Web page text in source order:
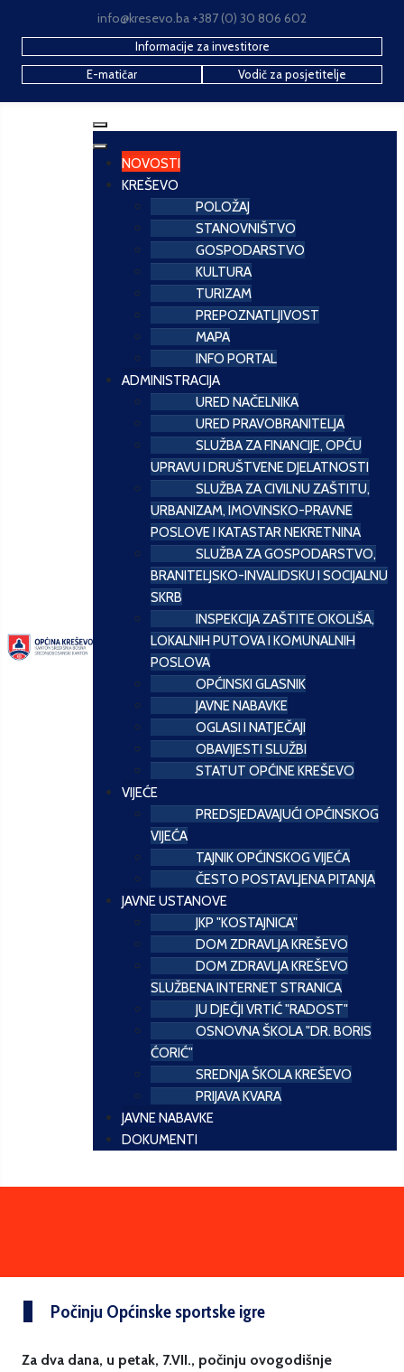
info@kresevo.ba +387 (0) 30 806 602
Informacije za investitore
E-matičar
Vodič za posjetitelje
NOVOSTI
KREŠEVO
POLOŽAJ
STANOVNIŠTVO
GOSPODARSTVO
KULTURA
TURIZAM
PREPOZNATLJIVOST
MAPA
INFO PORTAL
ADMINISTRACIJA
URED NAČELNIKA
URED PRAVOBRANITELJA
SLUŽBA ZA FINANCIJE, OPĆU
UPRAVU I DRUŠTVENE DJELATNOSTI
SLUŽBA ZA CIVILNU ZAŠTITU,
URBANIZAM, IMOVINSKO-PRAVNE
POSLOVE I KATASTAR NEKRETNINA
SLUŽBA ZA GOSPODARSTVO,
BRANITELJSKO-INVALIDSKU I SOCIJALNU
SKRB
INSPEKCIJA ZAŠTITE OKOLIŠA,
LOKALNIH PUTOVA I KOMUNALNIH
POSLOVA
OPĆINSKI GLASNIK
JAVNE NABAVKE
OGLASI I NATJEČAJI
OBAVIJESTI SLUŽBI
STATUT OPĆINE KREŠEVO
VIJEĆE
PREDSJEDAVAJUĆI OPĆINSKOG
VIJEĆA
TAJNIK OPĆINSKOG VIJEĆA
ČESTO POSTAVLJENA PITANJA
JAVNE USTANOVE
JKP "KOSTAJNICA"
DOM ZDRAVLJA KREŠEVO
DOM ZDRAVLJA KREŠEVO
SLUŽBENA INTERNET STRANICA
JU DJEČJI VRTIĆ "RADOST"
OSNOVNA ŠKOLA "DR. BORIS
ĆORIĆ"
SREDNJA ŠKOLA KREŠEVO
PRIJAVA KVARA
JAVNE NABAVKE
DOKUMENTI
Počinju Općinske sportske igre
Za dva dana, u petak, 7.VII., počinju ovogodišnje